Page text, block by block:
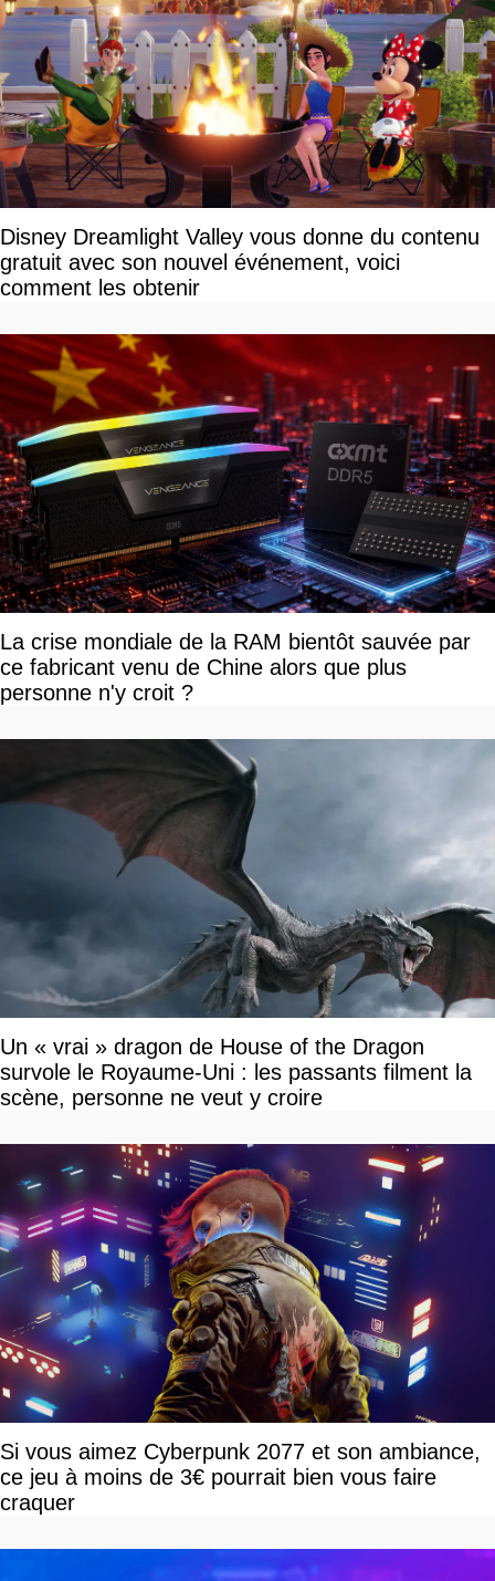
Disney Dreamlight Valley vous donne du contenu
gratuit avec son nouvel événement, voici
comment les obtenir
La crise mondiale de la RAM bientôt sauvée par
ce fabricant venu de Chine alors que plus
personne n'y croit ?
Un « vrai » dragon de House of the Dragon
survole le Royaume-Uni : les passants filment la
scène, personne ne veut y croire
Si vous aimez Cyberpunk 2077 et son ambiance,
ce jeu à moins de 3€ pourrait bien vous faire
craquer